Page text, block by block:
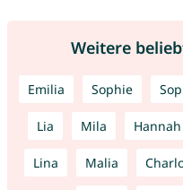
Weitere
Emilia Sophie
Lia Mila Hannah
Lina Malia